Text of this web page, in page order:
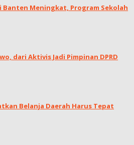
Banten Meningkat, ‎Program Sekolah
dari Aktivis Jadi Pimpinan DPRD
Belanja Daerah Harus Tepat